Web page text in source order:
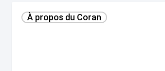
CoranÀ propos du Coran